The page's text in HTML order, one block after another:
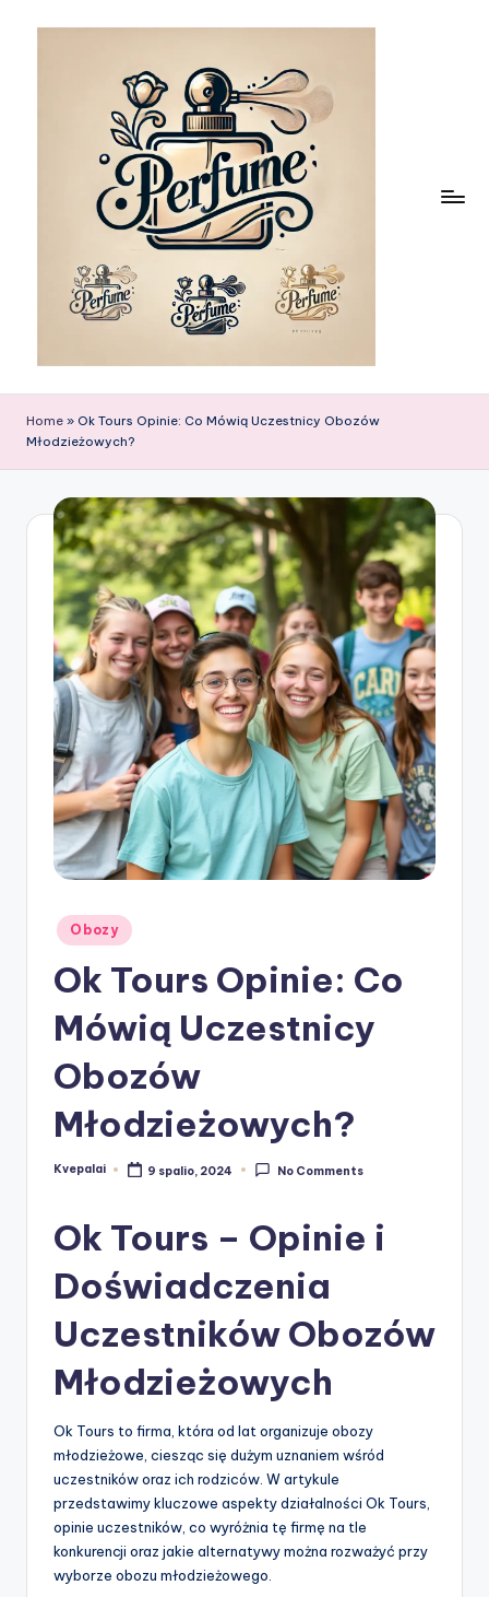
Home » Ok Tours Opinie: Co Mówią Uczestnicy Obozów
Młodzieżowych?
Posted
in
Obozy
Ok Tours Opinie: Co
Mówią Uczestnicy
Obozów
Młodzieżowych?
Posted
Kvepalai 9 spalio, 2024 No Comments
Ok Tours – Opinie i
Doświadczenia
Uczestników Obozów
Młodzieżowych
Ok Tours to firma, która od lat organizuje obozy
młodzieżowe, ciesząc się dużym uznaniem wśród
uczestników oraz ich rodziców. W artykule
przedstawimy kluczowe aspekty działalności Ok Tours,
opinie uczestników, co wyróżnia tę firmę na tle
konkurencji oraz jakie alternatywy można rozważyć przy
wyborze obozu młodzieżowego.